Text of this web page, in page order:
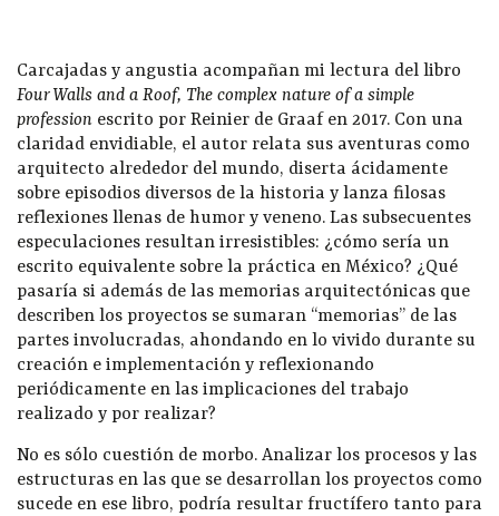
Carcajadas y angustia acompañan mi lectura del libro
Four Walls and a Roof, The complex nature of a simple
profession escrito por Reinier de Graaf en 2017. Con una
claridad envidiable, el autor relata sus aventuras como
arquitecto alrededor del mundo, diserta ácidamente
sobre episodios diversos de la historia y lanza filosas
reflexiones llenas de humor y veneno. Las subsecuentes
especulaciones resultan irresistibles: ¿cómo sería un
escrito equivalente sobre la práctica en México? ¿Qué
pasaría si además de las memorias arquitectónicas que
describen los proyectos se sumaran “memorias” de las
partes involucradas, ahondando en lo vivido durante su
creación e implementación y reflexionando
periódicamente en las implicaciones del trabajo
realizado y por realizar?
No es sólo cuestión de morbo. Analizar los procesos y las
estructuras en las que se desarrollan los proyectos como
sucede en ese libro, podría resultar fructífero tanto para